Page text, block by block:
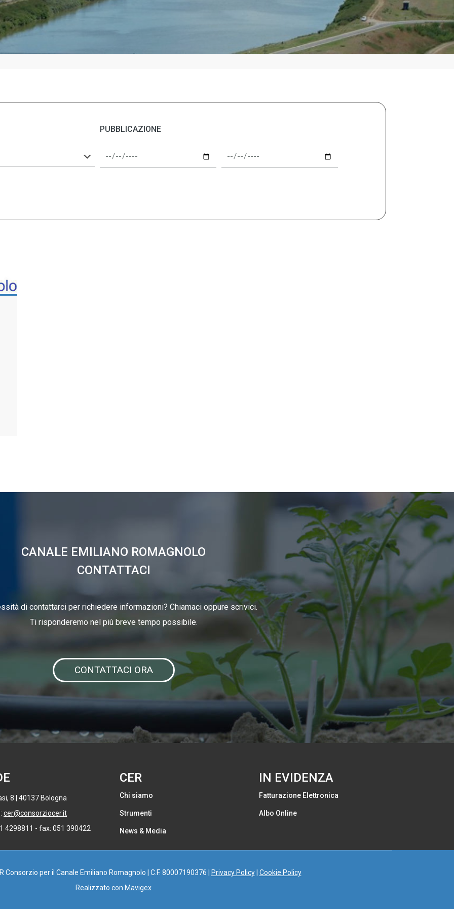
PUBBLICAZIONE
CANALE EMILIANO ROMAGNOLO
CONTATTACI
di contattarci per richiedere informazioni? Chiamaci oppure scrivici.
Ti risponderemo nel più breve tempo possibile.
CONTATTACI ORA
8 | 40137 Bologna
cer@consorziocer.it
4298811 - fax: 051 390422
CER
Chi siamo
Strumenti
News & Media
IN EVIDENZA
Fatturazione Elettronica
Albo Online
Consorzio per il Canale Emiliano Romagnolo | C.F. 80007190376 | Privacy Policy| Cookie Policy
Realizzato con Mavigex